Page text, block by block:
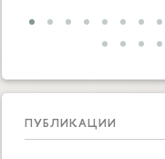
ПУБЛИКАЦИИ